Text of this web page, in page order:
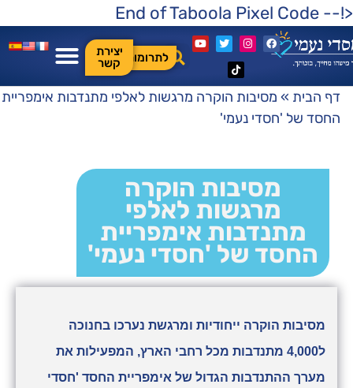
<!-- End of Taboola Pixel Code
לתרומות
יצירת
קשר
דף הבית » מסיבות הוקרה מרגשות לאלפי מתנדבות אימפריית
החסד של 'חסדי נעמי'
מסיבות הוקרה
מרגשות לאלפי
מתנדבות אימפריית
החסד של 'חסדי נעמי'
מסיבות הוקרה ייחודיות ומרגשת נערכו בחנוכה
ל4,000 מתנדבות מכל רחבי הארץ, המפעילות את
מערך ההתנדבות הגדול של אימפריית החסד 'חסדי